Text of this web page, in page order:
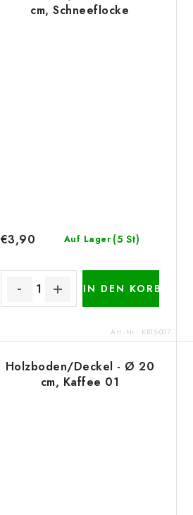
cm, Schneeflocke
Auf Lager (5 St)
€3,90
IN DEN KORB
Art.-Nr.: KR15-007
Holzboden/Deckel - Ø 20
cm, Kaffee 01